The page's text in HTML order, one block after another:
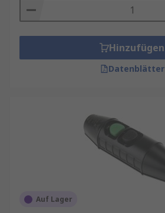
Hinzufügen
Datenblätter
Auf Lager